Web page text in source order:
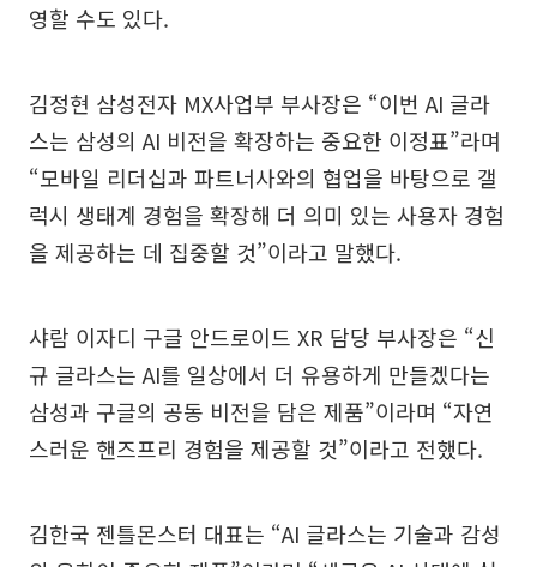
영할 수도 있다.
김정현 삼성전자 MX사업부 부사장은 “이번 AI 글라
스는 삼성의 AI 비전을 확장하는 중요한 이정표”라며
“모바일 리더십과 파트너사와의 협업을 바탕으로 갤
럭시 생태계 경험을 확장해 더 의미 있는 사용자 경험
을 제공하는 데 집중할 것”이라고 말했다.
샤람 이자디 구글 안드로이드 XR 담당 부사장은 “신
규 글라스는 AI를 일상에서 더 유용하게 만들겠다는
삼성과 구글의 공동 비전을 담은 제품”이라며 “자연
스러운 핸즈프리 경험을 제공할 것”이라고 전했다.
김한국 젠틀몬스터 대표는 “AI 글라스는 기술과 감성